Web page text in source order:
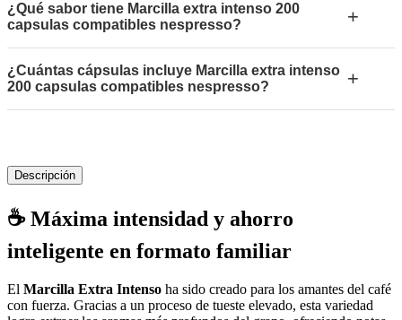
¿Qué sabor tiene Marcilla extra intenso 200
capsulas compatibles nespresso?
+
¿Cuántas cápsulas incluye Marcilla extra intenso
200 capsulas compatibles nespresso?
+
Descripción
☕ Máxima intensidad y ahorro
inteligente en formato familiar
El Marcilla Extra Intenso ha sido creado para los amantes del café
con fuerza. Gracias a un proceso de tueste elevado, esta variedad